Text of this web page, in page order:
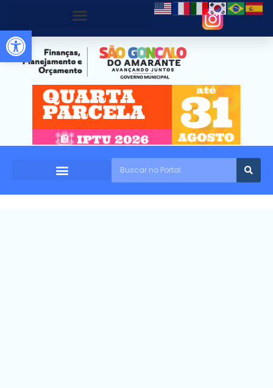
Abrir a barra de ferramentas